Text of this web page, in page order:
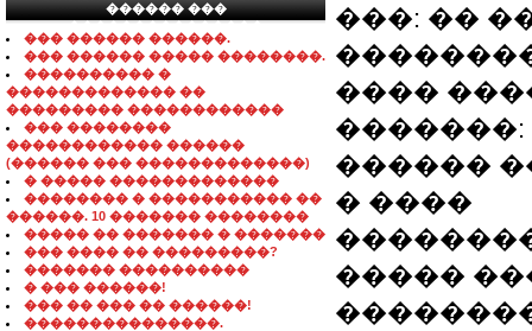
������ ���
���������������
��� ������ ������.
��� ������ ����� ��������.
���������� �
������������� ��
��������� ������������
��� ��������
������������ ������
(������ ��� �������������)
� ����� �������������
�������� � ����������� ��
������. 10 ������� ��������
����� �� ������� � �������
��� ���� �� ���������?
������� ����������
� ��� ������!
��� �� ��� �� ������!
���������������.
���: ��
����
�������:
������
� ����
�����